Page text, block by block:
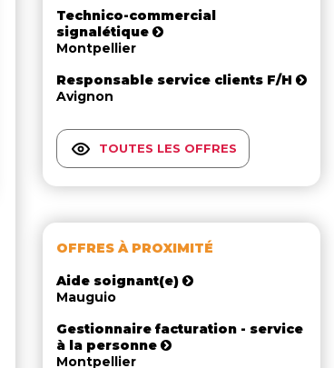
Technico-commercial
signalétique
Montpellier
Responsable service clients F/H
Avignon
TOUTES LES OFFRES
OFFRES À PROXIMITÉ
Aide soignant(e)
Mauguio
Gestionnaire facturation - service
à la personne
Montpellier